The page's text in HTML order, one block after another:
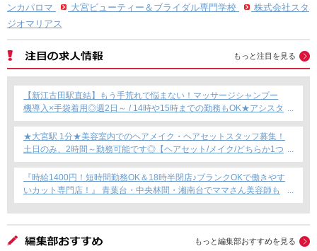
ンカパロマ
大宮ビューティー＆ブライダル専門学校
株式会社スタ
ジオマリアス
もっと注目を見る
【新江古田駅直結】もう手荒れで悩まない！マッサージシャンプー
機導入×手袋着用◎週2日～ / 14時や15時までの勤務もOK★アシスタ
ント専任募集★
★大宮駅 1分★美容室内でのヘアメイク・ヘアセットスタッフ募集！
土日のみ、2時間～勤務可能です◎【ヘアセット/メイク/どちらか1つ
できればOKです！】フリーランス・Wワーク・時短勤務もOK★
『時給1400円！短時間勤務OK＆18時半閉店♪ブランクOKで働きやす
いカット専門店！』 青葉台・中央林間・湘南台でママさん美容師も
安心のサロン募集！
もっと編集部おすすめを見る